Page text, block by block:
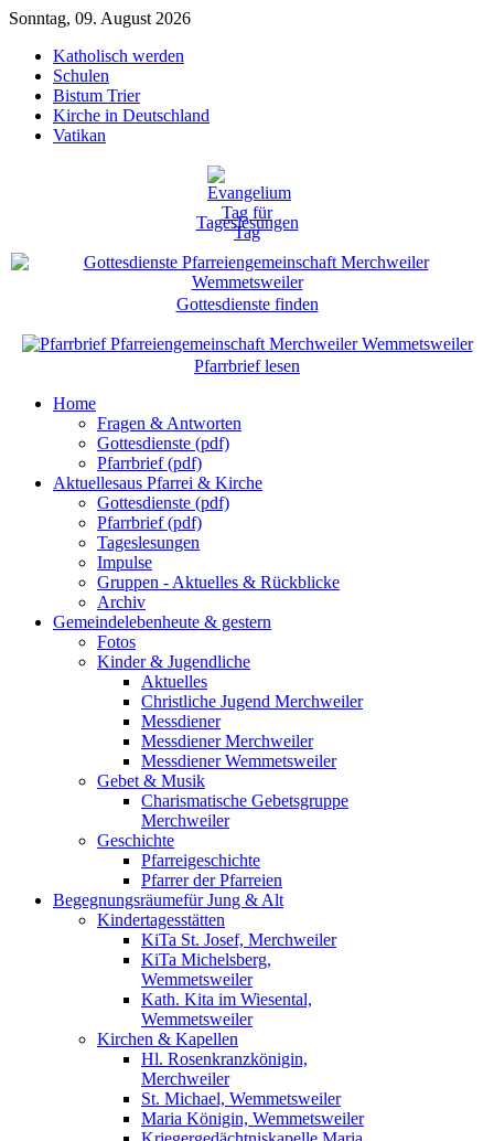
Sonntag, 09. August 2026
Katholisch werden
Schulen
Bistum Trier
Kirche in Deutschland
Vatikan
Tageslesungen
Gottesdienste finden
Pfarrbrief lesen
Home
Fragen & Antworten
Gottesdienste (pdf)
Pfarrbrief (pdf)
Aktuellesaus Pfarrei & Kirche
Gottesdienste (pdf)
Pfarrbrief (pdf)
Tageslesungen
Impulse
Gruppen - Aktuelles & Rückblicke
Archiv
Gemeindelebenheute & gestern
Fotos
Kinder & Jugendliche
Aktuelles
Christliche Jugend Merchweiler
Messdiener
Messdiener Merchweiler
Messdiener Wemmetsweiler
Gebet & Musik
Charismatische Gebetsgruppe
Merchweiler
Geschichte
Pfarreigeschichte
Pfarrer der Pfarreien
Begegnungsräumefür Jung & Alt
Kindertagesstätten
KiTa St. Josef, Merchweiler
KiTa Michelsberg,
Wemmetsweiler
Kath. Kita im Wiesental,
Wemmetsweiler
Kirchen & Kapellen
Hl. Rosenkranzkönigin,
Merchweiler
St. Michael, Wemmetsweiler
Maria Königin, Wemmetsweiler